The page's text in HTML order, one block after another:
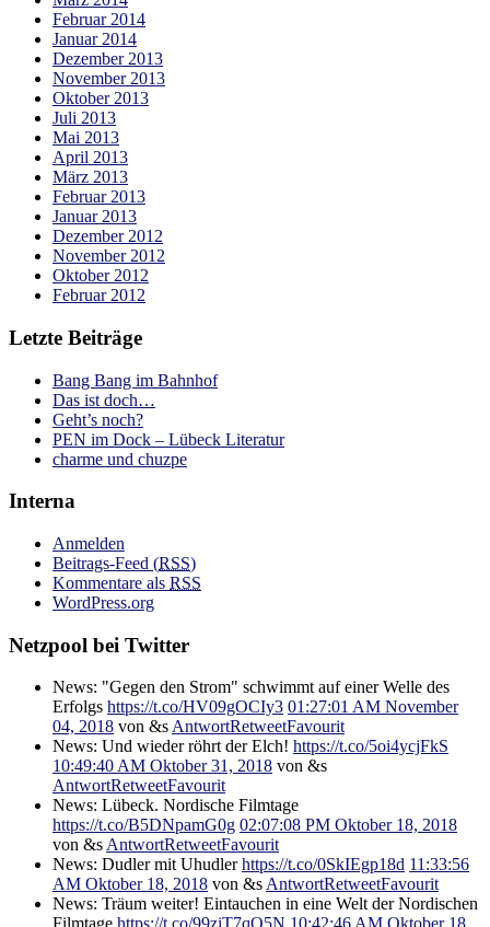
Februar 2014
Januar 2014
Dezember 2013
November 2013
Oktober 2013
Juli 2013
Mai 2013
April 2013
März 2013
Februar 2013
Januar 2013
Dezember 2012
November 2012
Oktober 2012
Februar 2012
Letzte Beiträge
Bang Bang im Bahnhof
Das ist doch…
Geht’s noch?
PEN im Dock – Lübeck Literatur
charme und chuzpe
Interna
Anmelden
Beitrags-Feed (RSS)
Kommentare als RSS
WordPress.org
Netzpool bei Twitter
News: "Gegen den Strom" schwimmt auf einer Welle des
Erfolgs https://t.co/HV09gOCIy3 01:27:01 AM November
04, 2018 von &sAntwortRetweetFavourit
News: Und wieder röhrt der Elch! https://t.co/5oi4ycjFkS
10:49:40 AM Oktober 31, 2018 von &s
AntwortRetweetFavourit
News: Lübeck. Nordische Filmtage
https://t.co/B5DNpamG0g 02:07:08 PM Oktober 18, 2018
von &sAntwortRetweetFavourit
News: Dudler mit Uhudlerhttps://t.co/0SkIEgp18d 11:33:56
AM Oktober 18, 2018 von &sAntwortRetweetFavourit
News: Träum weiter! Eintauchen in eine Welt der Nordischen